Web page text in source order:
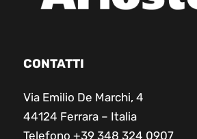
CONTATTI
Via Emilio De Marchi, 4
44124 Ferrara – Italia
Telefono +39 348 324 0907